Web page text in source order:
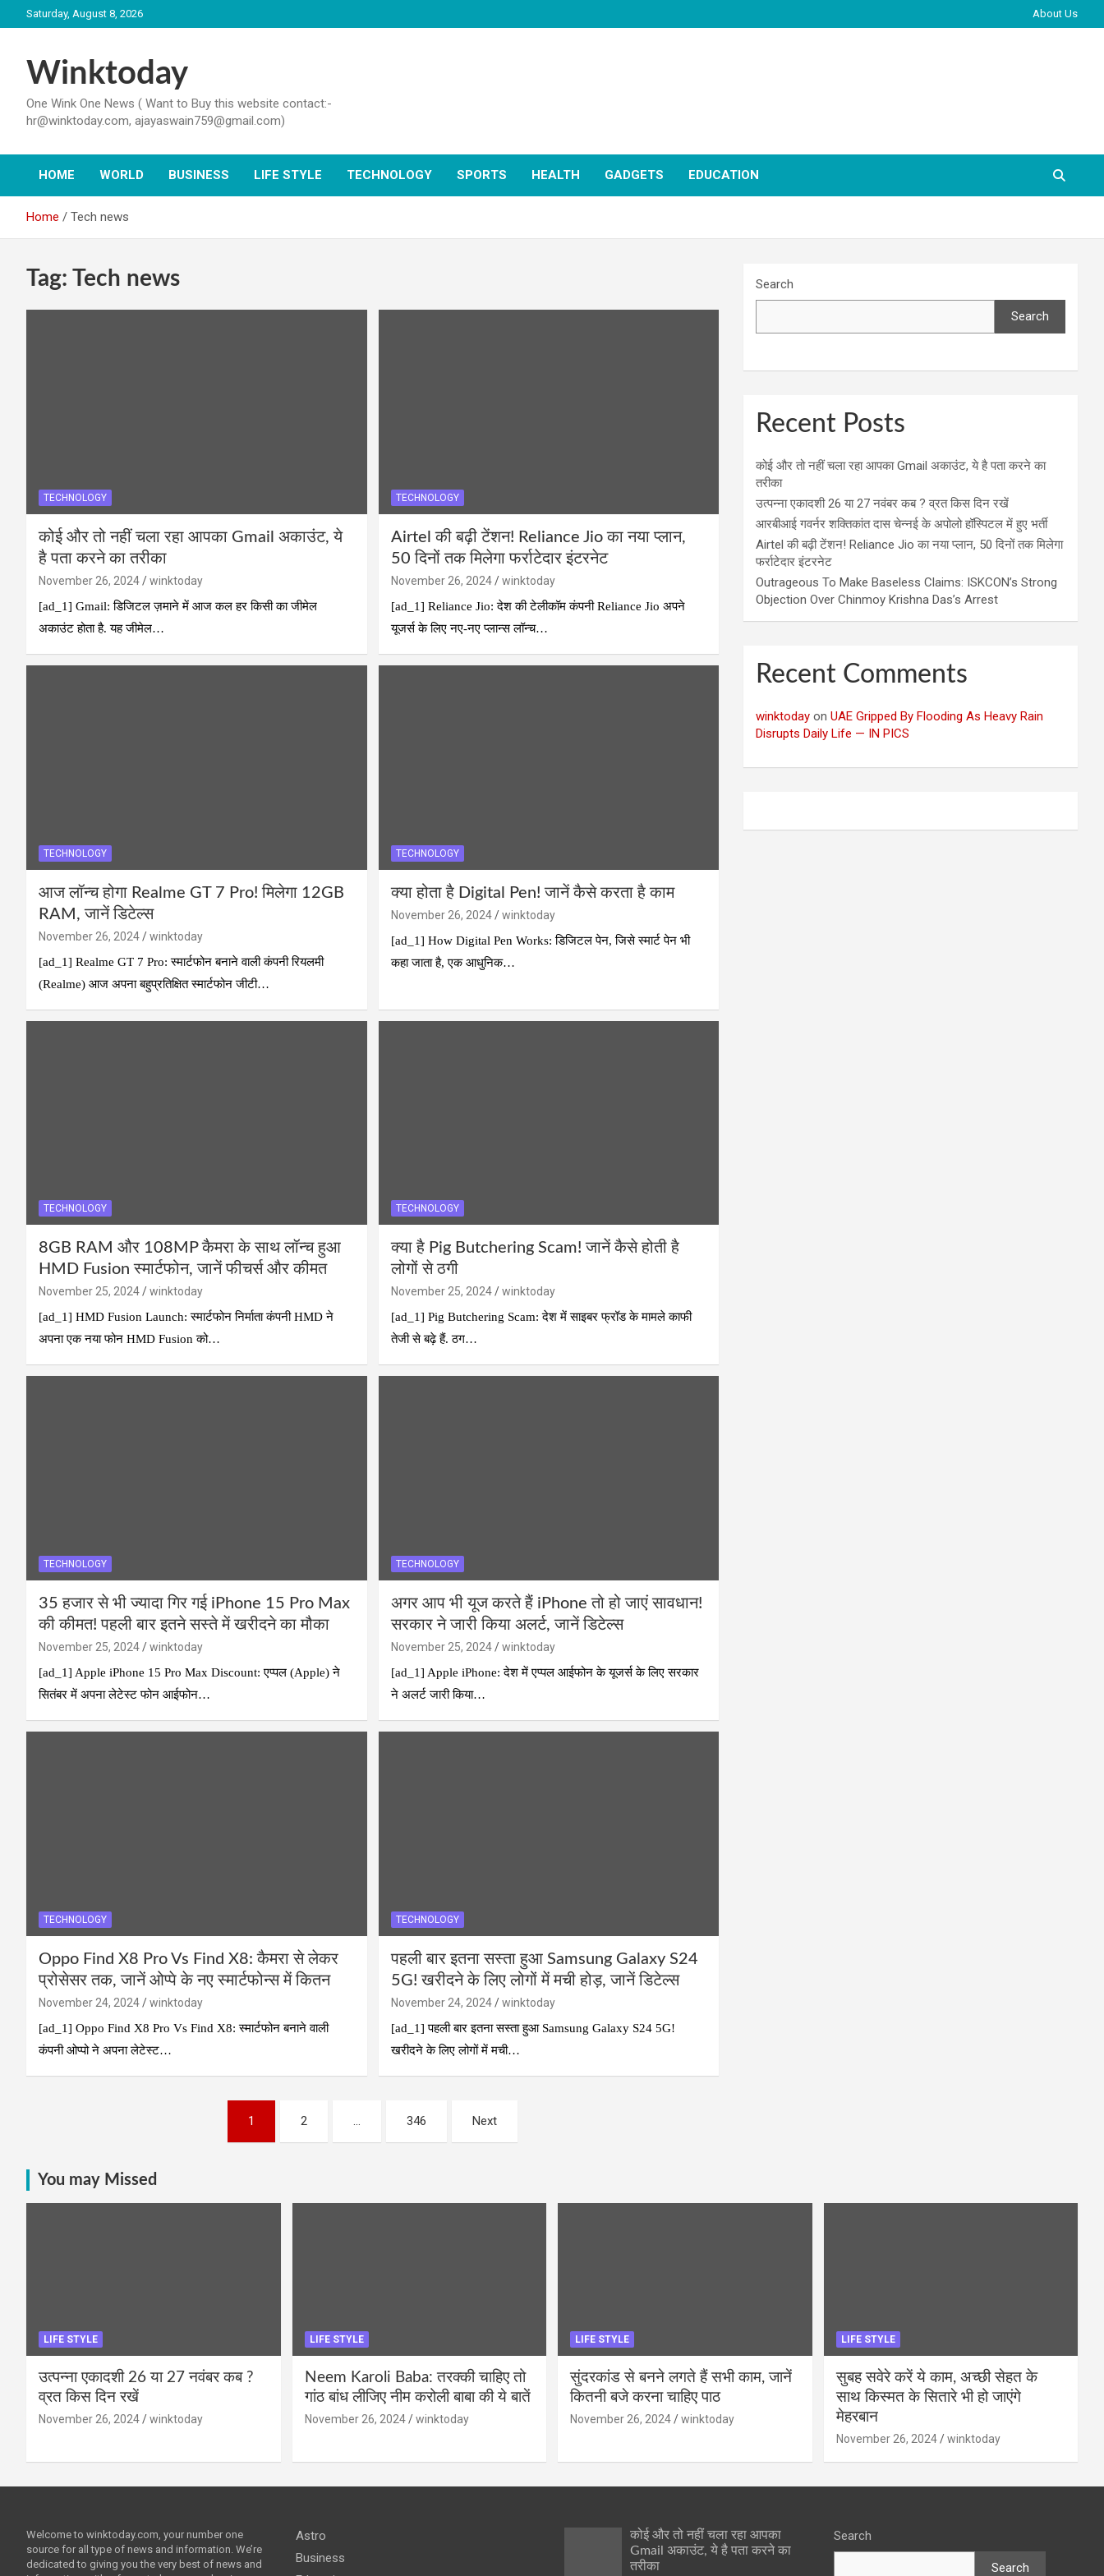
to
Saturday, August 8, 2026 About Us
Winktoday
One Wink One News ( Want to Buy this website contact:-
hr@winktoday.com, ajayaswain759@gmail.com)
HOME WORLD BUSINESS LIFE STYLE TECHNOLOGY SPORTS HEALTH GADGETS EDUCATION
Home Tech news
Tag: Tech news
TECHNOLOGY
कोई और तो नहीं चला रहा आपका Gmail अकाउंट, ये
है पता करने का तरीका
November 26, 2024
winktoday
[ad_1] Gmail: डिजिटल ज़माने में आज कल हर किसी का जीमेल
अकाउंट होता है. यह जीमेल…
TECHNOLOGY
Airtel की बढ़ी टेंशन! Reliance Jio का नया प्लान,
50 दिनों तक मिलेगा फर्राटेदार इंटरनेट
November 26, 2024
winktoday
[ad_1] Reliance Jio: देश की टेलीकॉम कंपनी Reliance Jio अपने
यूजर्स के लिए नए-नए प्लान्स लॉन्च…
TECHNOLOGY
आज लॉन्च होगा Realme GT 7 Pro! मिलेगा 12GB
RAM, जानें डिटेल्स
November 26, 2024
winktoday
[ad_1] Realme GT 7 Pro: स्मार्टफोन बनाने वाली कंपनी रियलमी
(Realme) आज अपना बहुप्रतिक्षित स्मार्टफोन जीटी…
TECHNOLOGY
क्या होता है Digital Pen! जानें कैसे करता है काम
November 26, 2024
winktoday
[ad_1] How Digital Pen Works: डिजिटल पेन, जिसे स्मार्ट पेन भी
कहा जाता है, एक आधुनिक…
TECHNOLOGY
8GB RAM और 108MP कैमरा के साथ लॉन्च हुआ
HMD Fusion स्मार्टफोन, जानें फीचर्स और कीमत
November 25, 2024
winktoday
[ad_1] HMD Fusion Launch: स्मार्टफोन निर्माता कंपनी HMD ने
अपना एक नया फोन HMD Fusion को…
TECHNOLOGY
क्या है Pig Butchering Scam! जानें कैसे होती है
लोगों से ठगी
November 25, 2024
winktoday
[ad_1] Pig Butchering Scam: देश में साइबर फ्रॉड के मामले काफी
तेजी से बढ़े हैं. ठग…
TECHNOLOGY
35 हजार से भी ज्यादा गिर गई iPhone 15 Pro Max
की कीमत! पहली बार इतने सस्ते में खरीदने का मौका
November 25, 2024
winktoday
[ad_1] Apple iPhone 15 Pro Max Discount: एप्पल (Apple) ने
सितंबर में अपना लेटेस्ट फोन आईफोन…
TECHNOLOGY
अगर आप भी यूज करते हैं iPhone तो हो जाएं सावधान!
सरकार ने जारी किया अलर्ट, जानें डिटेल्स
November 25, 2024
winktoday
[ad_1] Apple iPhone: देश में एप्पल आईफोन के यूजर्स के लिए सरकार
ने अलर्ट जारी किया…
TECHNOLOGY
Oppo Find X8 Pro Vs Find X8: कैमरा से लेकर
प्रोसेसर तक, जानें ओप्पे के नए स्मार्टफोन्स में कितन
November 24, 2024
winktoday
[ad_1] Oppo Find X8 Pro Vs Find X8: स्मार्टफोन बनाने वाली
कंपनी ओप्पो ने अपना लेटेस्ट…
TECHNOLOGY
पहली बार इतना सस्ता हुआ Samsung Galaxy S24
5G! खरीदने के लिए लोगों में मची होड़, जानें डिटेल्स
November 24, 2024
winktoday
[ad_1] पहली बार इतना सस्ता हुआ Samsung Galaxy S24 5G!
खरीदने के लिए लोगों में मची…
1 2 … 346 Next
Search
Search
Recent Posts
कोई और तो नहीं चला रहा आपका Gmail अकाउंट, ये है पता करने का
तरीका
उत्पन्ना एकादशी 26 या 27 नवंबर कब ? व्रत किस दिन रखें
आरबीआई गवर्नर शक्तिकांत दास चेन्नई के अपोलो हॉस्पिटल में हुए भर्ती
Airtel की बढ़ी टेंशन! Reliance Jio का नया प्लान, 50 दिनों तक मिलेगा
फर्राटेदार इंटरनेट
Outrageous To Make Baseless Claims: ISKCON’s Strong
Objection Over Chinmoy Krishna Das’s Arrest
Recent Comments
winktoday onUAE Gripped By Flooding As Heavy Rain
Disrupts Daily Life — IN PICS
You may Missed
LIFE STYLE
उत्पन्ना एकादशी 26 या 27 नवंबर कब ?
व्रत किस दिन रखें
November 26, 2024 winktoday
LIFE STYLE
Neem Karoli Baba: तरक्की चाहिए तो
गांठ बांध लीजिए नीम करोली बाबा की ये बातें
November 26, 2024 winktoday
LIFE STYLE
सुंदरकांड से बनने लगते हैं सभी काम, जानें
कितनी बजे करना चाहिए पाठ
November 26, 2024 winktoday
LIFE STYLE
सुबह सवेरे करें ये काम, अच्छी सेहत के
साथ किस्मत के सितारे भी हो जाएंगे
मेहरबान
November 26, 2024 winktoday
Welcome to winktoday.com, your number one
source for all type of news and information. We’re
dedicated to giving you the very best of news and
Astro
Business
कोई और तो नहीं चला रहा आपका
Gmail अकाउंट, ये है पता करने का
तरीका
Search
Search